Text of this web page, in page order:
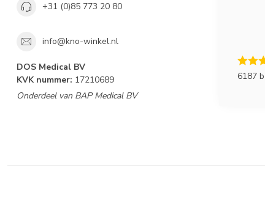
+31 (0)85 773 20 80
info@kno-winkel.nl
DOS Medical BV
KVK nummer: 17210689
Onderdeel van BAP Medical BV
6187